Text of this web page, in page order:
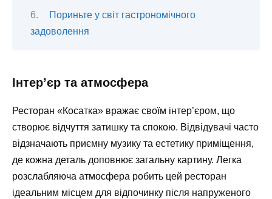
Пориньте у світ гастрономічного
задоволення
Інтер’єр та атмосфера
Ресторан «Косатка» вражає своїм інтер’єром, що
створює відчуття затишку та спокою. Відвідувачі часто
відзначають приємну музику та естетику приміщення,
де кожна деталь доповнює загальну картину. Легка
розслабляюча атмосфера робить цей ресторан
ідеальним місцем для відпочинку після напруженого